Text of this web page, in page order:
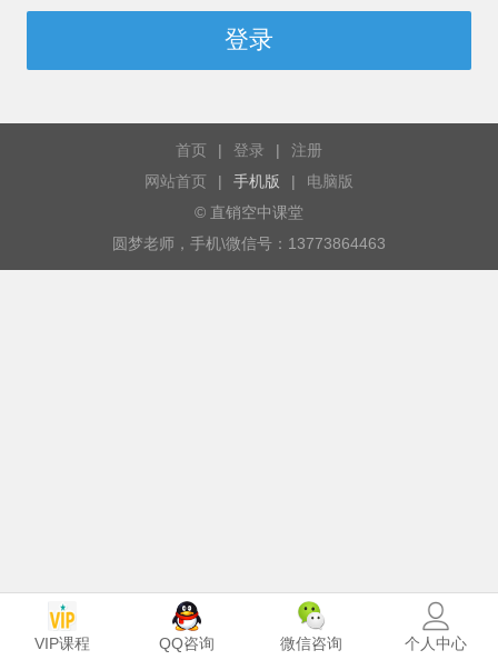
登录
首页 | 登录 |
注册
网站首页
| 手机版 |
电脑版
© 直销空中课堂
圆梦老师，手机\微信号：13773864463
VIP课程 QQ咨询 微信咨询 个人中心